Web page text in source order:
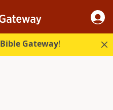
Bible Gateway!